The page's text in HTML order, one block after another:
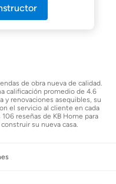
de obra nueva de calidad.
calificación promedio de 4.6
y renovaciones asequibles, su
el servicio al cliente en cada
reseñas de KB Home para
su nueva casa.